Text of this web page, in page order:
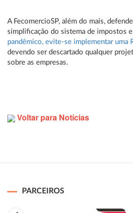
A FecomercioSP, além do mais,
simplificação do sistema de impostos
pandêmico, evite-se implementar uma
devendo ser descartado qualquer
sobre as empresas.
Voltar para Notícias
PARCEIROS